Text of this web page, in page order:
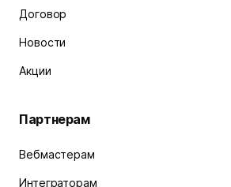
Договор
Новости
Акции
Партнерам
Вебмастерам
Интеграторам